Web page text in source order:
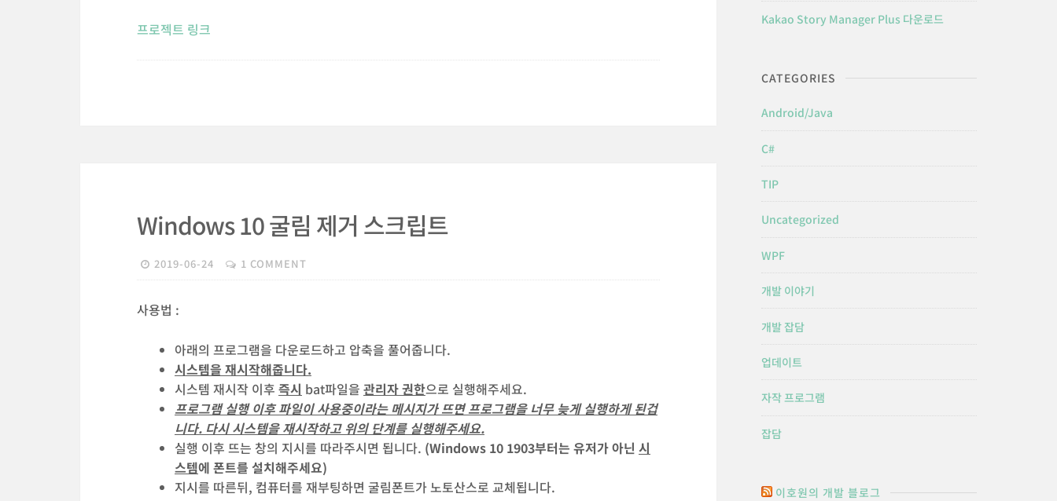
프로젝트 링크
Windows 10 굴림 제거 스크립트
2019-06-24 1 COMMENT
사용법 :
아래의 프로그램을 다운로드하고 압축을 풀어줍니다.
시스템을 재시작해줍니다.
시스템 재시작 이후 즉시 bat파일을 관리자 권한으로 실행해주세요.
프로그램 실행 이후 파일이 사용중이라는 메시지가 뜨면 프로그램을 너무 늦게 실행하게 된겁
니다. 다시 시스템을 재시작하고 위의 단계를 실행해주세요.
실행 이후 뜨는 창의 지시를 따라주시면 됩니다. (Windows 10 1903부터는 유저가 아닌 시
스템에 폰트를 설치해주세요)
지시를 따른뒤, 컴퓨터를 재부팅하면 굴림폰트가 노토산스로 교체됩니다.
Kakao Story Manager Plus 다운로드
CATEGORIES
Android/Java
C#
TIP
Uncategorized
WPF
개발 이야기
개발 잡담
업데이트
자작 프로그램
잡담
이호원의 개발 블로그